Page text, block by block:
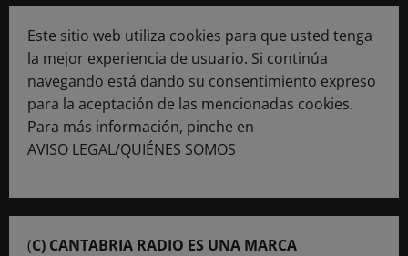
Este sitio web utiliza cookies para que usted tenga
la mejor experiencia de usuario. Si continúa
navegando está dando su consentimiento expreso
para la aceptación de las mencionadas cookies.
Para más información, pinche en
AVISO LEGAL/QUIÉNES SOMOS
(C) CANTABRIA RADIO ES UNA MARCA